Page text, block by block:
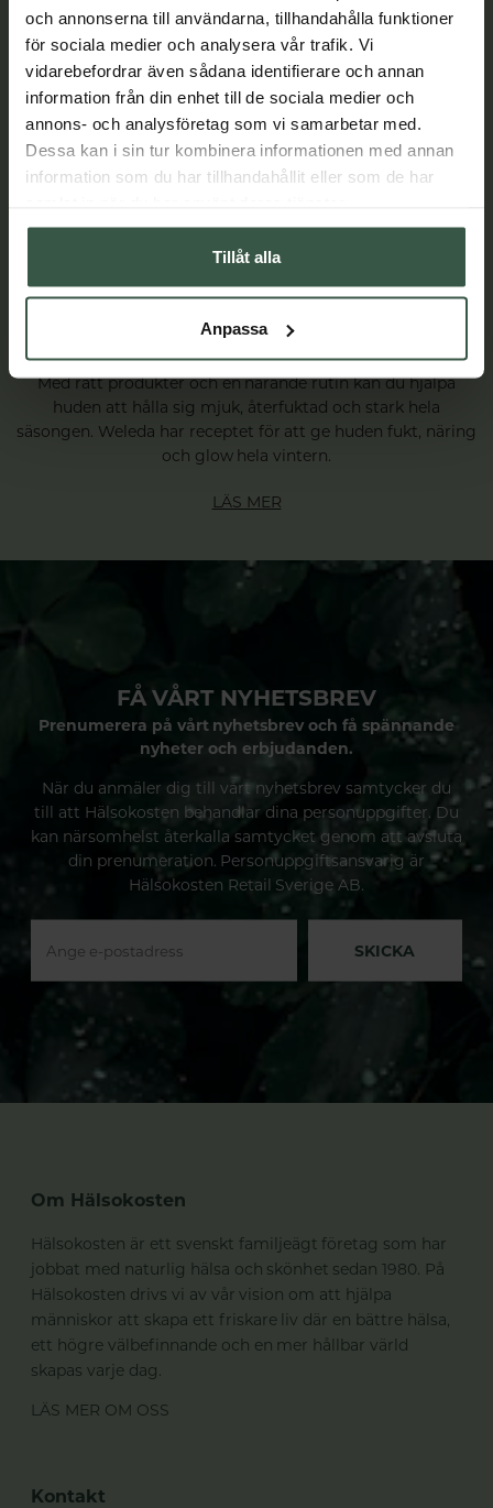
och annonserna till användarna, tillhandahålla funktioner
för sociala medier och analysera vår trafik. Vi
vidarebefordrar även sådana identifierare och annan
information från din enhet till de sociala medier och
annons- och analysföretag som vi samarbetar med.
Dessa kan i sin tur kombinera informationen med annan
information som du har tillhandahållit eller som de har
Tillåt alla
Anpassa
Skin Food-rutinen som räddar vinterhuden
Med rätt produkter och en närande rutin kan du hjälpa
huden att hålla sig mjuk, återfuktad och stark hela
säsongen. Weleda har receptet för att ge huden fukt, näring
och glow hela vintern.
LÄS MER
FÅ VÅRT NYHETSBREV
Prenumerera på vårt nyhetsbrev och få spännande
nyheter och erbjudanden.
När du anmäler dig till vårt nyhetsbrev samtycker du
till att Hälsokosten behandlar dina personuppgifter. Du
kan närsomhelst återkalla samtycket genom att avsluta
din prenumeration. Personuppgiftsansvarig är
Hälsokosten Retail Sverige AB.
SKICKA
Om Hälsokosten
Hälsokosten är ett svenskt familjeägt företag som har
jobbat med naturlig hälsa och skönhet sedan 1980. På
Hälsokosten drivs vi av vår vision om att hjälpa
människor att skapa ett friskare liv där en bättre hälsa,
ett högre välbefinnande och en mer hållbar värld
skapas varje dag.
LÄS MER OM OSS
Kontakt